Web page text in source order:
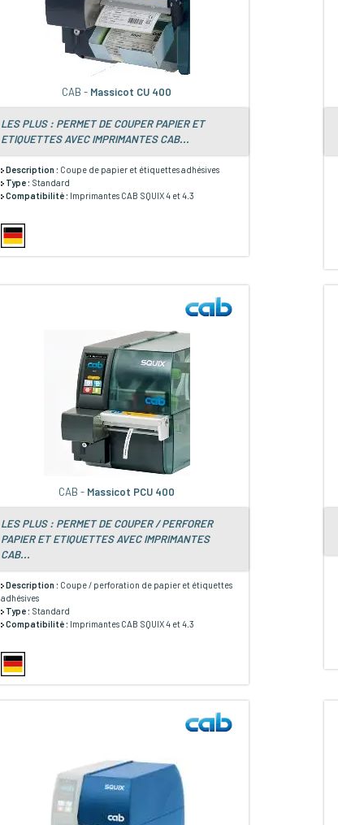
CAB - Massicot CU 400
LES PLUS : PERMET DE COUPER PAPIER ET
ETIQUETTES AVEC IMPRIMANTES CAB...
Description : Coupe de papier et étiquettes adhésives
Type : Standard
Compatibilité : Imprimantes CAB SQUIX 4 et 4.3
CAB - Massicot PCU 400
LES PLUS : PERMET DE COUPER / PERFORER
PAPIER ET ETIQUETTES AVEC IMPRIMANTES
CAB...
Description : Coupe / perforation de papier et étiquettes
adhésives
Type : Standard
Compatibilité : Imprimantes CAB SQUIX 4 et 4.3